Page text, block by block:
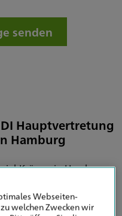
senden
Hauptvertretung
Hamburg
Krämer in Hamburg
Durch meine
ich ein tiefes
und
Webseiten-
welchen Zwecken wir